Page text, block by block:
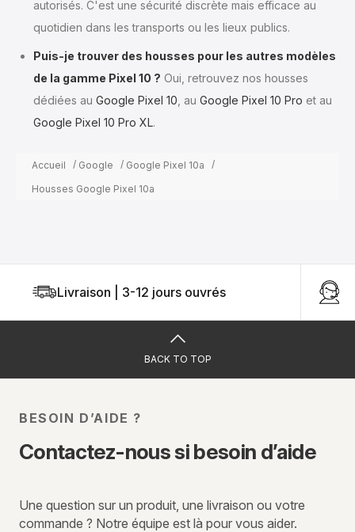
autorisés. C'est une sécurité discrète mais efficace au
quotidien dans les transports ou les lieux publics.
Puis-je trouver des housses pour les autres modèles
de la gamme Pixel 10 ? Oui, retrouvez nos housses
dédiées au Google Pixel 10 , au Google Pixel 10 Pro et au
Google Pixel 10 Pro XL.
Accueil Google
Google Pixel 10a
Housses Google Pixel 10a
Livraison | 3-12 jours ouvrés
BACK TO TOP
BESOIN D’AIDE ?
Contactez-nous si besoin d’aide
Une question sur un produit, une livraison ou votre
commande ? Notre équipe est là pour vous aider.